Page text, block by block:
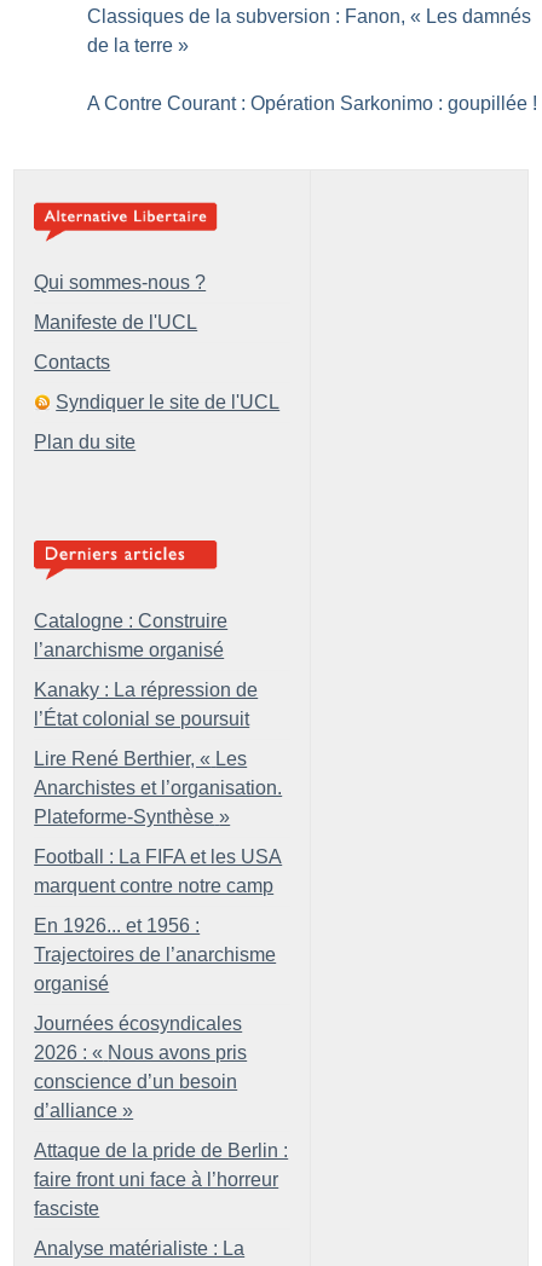
Classiques de la subversion : Fanon, « Les damnés
de la terre »
A Contre Courant : Opération Sarkonimo : goupillée !
Qui sommes-nous ?
Manifeste de l'UCL
Contacts
Syndiquer le site de l'UCL
Plan du site
Catalogne : Construire
l’anarchisme organisé
Kanaky : La répression de
l’État colonial se poursuit
Lire René Berthier, « Les
Anarchistes et l’organisation.
Plateforme-Synthèse »
Football : La FIFA et les USA
marquent contre notre camp
En 1926... et 1956 :
Trajectoires de l’anarchisme
organisé
Journées écosyndicales
2026 : « Nous avons pris
conscience d’un besoin
d’alliance »
Attaque de la pride de Berlin :
faire front uni face à l’horreur
fasciste
Analyse matérialiste : La